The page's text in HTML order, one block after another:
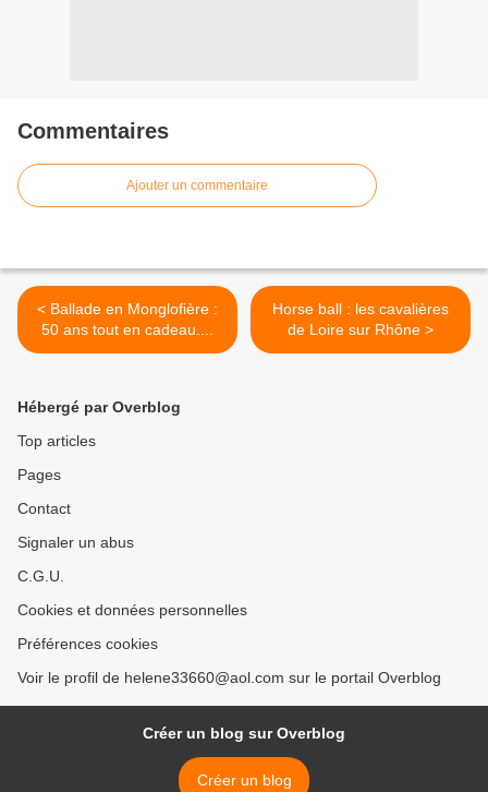
Commentaires
Ajouter un commentaire
< Ballade en Monglofière :
50 ans tout en cadeau....
Horse ball : les cavalières
de Loire sur Rhône >
Hébergé par Overblog
Top articles
Pages
Contact
Signaler un abus
C.G.U.
Cookies et données personnelles
Préférences cookies
Voir le profil de helene33660@aol.com sur le portail Overblog
Créer un blog sur Overblog
Créer un blog